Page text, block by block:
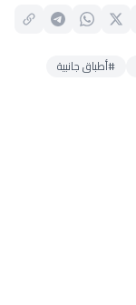
#أطباق جانبية